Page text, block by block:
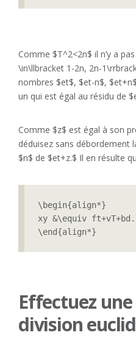
Comme $T^2<2n$ il n’y a
\in\llbracket 1-2n, 2n-
nombres $et$, $et-n$,
un qui est égal au résidu de
Comme $z$ est égal à son
déduisez sans débordement
$n$ de $et+z.$ Il en résulte
\begin{align*}
xy &\equiv ft+vT+bd.
\end{align*}
Effectuez
division